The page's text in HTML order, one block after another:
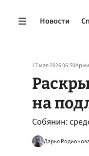
Новости
17 мая 2026 06:50
на
Собянин:
Дарья